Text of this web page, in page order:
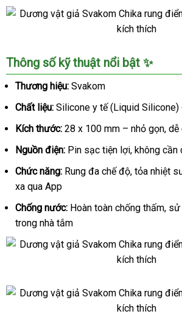
âm
vật
kích
thích
Dương
vật
giả
Svakom
Chika
rung
điểm
G
vật
sưởi
ấm
kích
thích
Thông số kỹ thuật nổi bật ✨
Thương hiệu: Svakom
Chất liệu: Silicone y tế (Liquid Silicone)
Kích thước: 28 x 100 mm – nhỏ gọn, dễ
Nguồn điện: Pin sạc tiện lợi, không cần
Chức năng: Rung đa chế độ, tỏa nhiệt
xa qua App
Chống nước: Hoàn toàn chống thấm,
trong nhà tắm
Dương
vật